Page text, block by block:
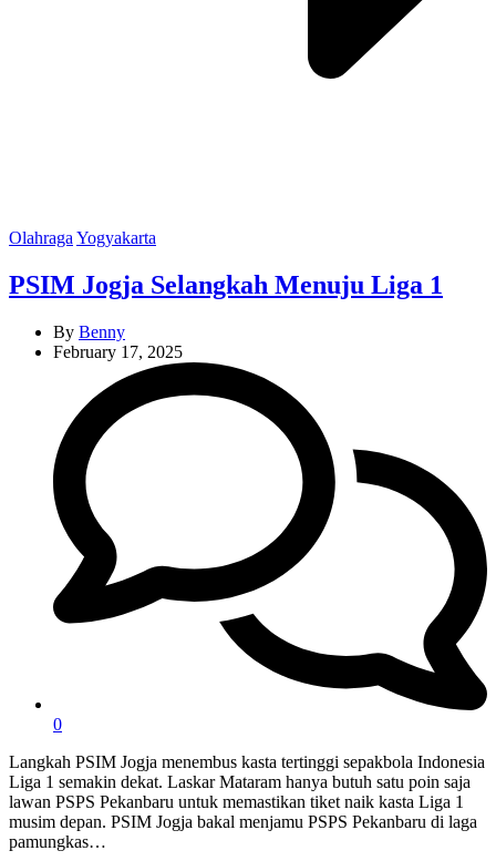
Categories
Olahraga Yogyakarta
PSIM Jogja Selangkah Menuju Liga 1
By Benny
February 17, 2025
0
Langkah PSIM Jogja menembus kasta tertinggi sepakbola Indonesia
Liga 1 semakin dekat. Laskar Mataram hanya butuh satu poin saja
lawan PSPS Pekanbaru untuk memastikan tiket naik kasta Liga 1
musim depan. PSIM Jogja bakal menjamu PSPS Pekanbaru di laga
pamungkas…